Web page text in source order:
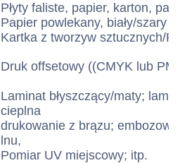
Płyty faliste, papier, karton,
Papier powlekany, biały/szary
Kartka z tworzyw sztucznych/
Druk offsetowy ((CMYK lub
Laminat błyszczący/maty;
cieplna
drukowanie z brązu;
lnu,
Pomiar UV miejscowy; itp.